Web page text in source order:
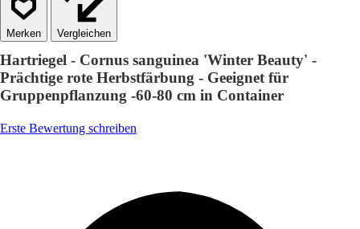
Vergleichen
Hartriegel - Cornus sanguinea 'Winter Beauty' -
Prächtige rote Herbstfärbung - Geeignet für
Gruppenpflanzung -60-80 cm in Container
Erste Bewertung schreiben